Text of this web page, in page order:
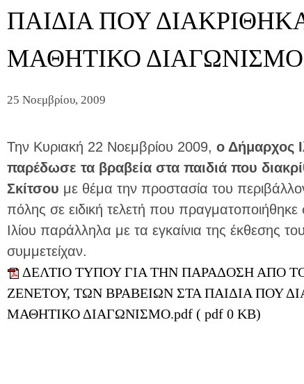
ΠΑΙΔΙΑ ΠΟΥ
ΜΑΘΗΤΙΚΟ
25 Νοεμβρίου, 2009
Την Κυριακή 22 Νοεμβρίου 2009, ο Δήμαρχος
παρέδωσε τα βραβεία στα παιδιά που
Σκίτσου με θέμα την προστασία του
πόλης σε ειδική τελετή που πραγματοποιήθηκε
Ιλίου παράλληλα με τα εγκαίνια της έκθεσης
συμμετείχαν.
ΔΕΛΤΙΟ ΤΥΠΟΥ ΓΙΑ ΤΗΝ ΠΑΡΑΔΟΣΗ ΑΠΟ
ΖΕΝΕΤΟΥ, ΤΩΝ ΒΡΑΒΕΙΩΝ ΣΤΑ ΠΑΙΔΙΑ ΠΟΥ
ΜΑΘΗΤΙΚΟ ΔΙΑΓΩΝΙΣΜΟ.pdf ( pdf 0 KB)